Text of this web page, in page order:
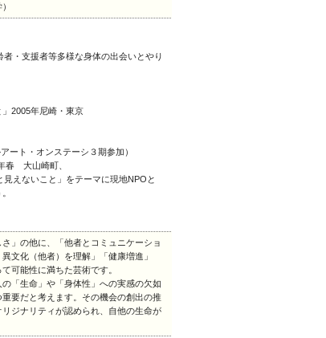
・支援者等多様な身体の出会いとやり
」2005年尼崎・東京
ト・オンステーシ３期参加）
大山崎町、
えないこと」をテーマに現地NPOと
」の他に、「他者とコミュニケーショ
文化（他者）を理解」「健康増進」
可能性に満ちた芸術です。
「生命」や「身体性」への実感の欠如
要だと考えます。その機会の創出の推
ジナリティが認められ、自他の生命が